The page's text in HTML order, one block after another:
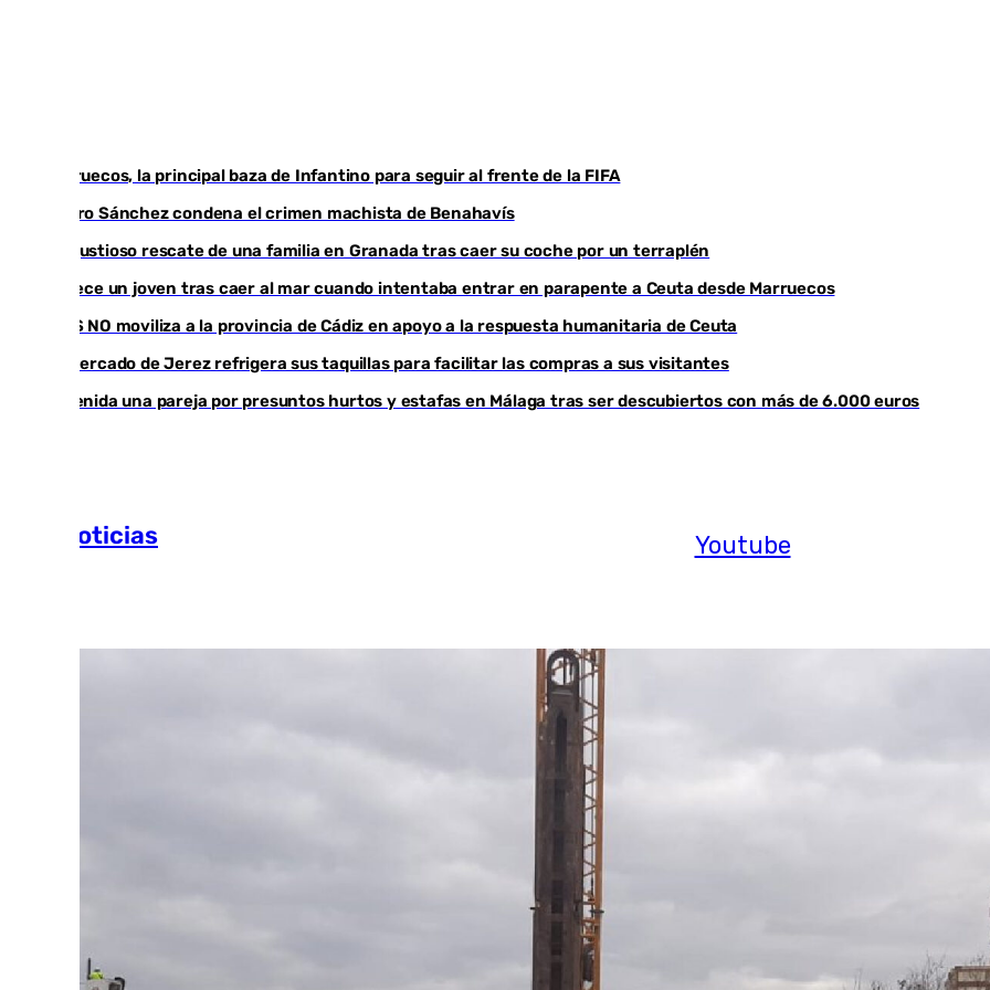
Youtube
Marruecos, la principal baza de Infantino para seguir al frente de la FIFA
Pedro Sánchez condena el crimen machista de Benahavís
Angustioso rescate de una familia en Granada tras caer su coche por un terraplén
Fallece un joven tras caer al mar cuando intentaba entrar en parapente a Ceuta desde Marruecos
CIES NO moviliza a la provincia de Cádiz en apoyo a la respuesta humanitaria de Ceuta
El mercado de Jerez refrigera sus taquillas para facilitar las compras a sus visitantes
Detenida una pareja por presuntos hurtos y estafas en Málaga tras ser descubiertos con más de 6.000 euros
Más noticias